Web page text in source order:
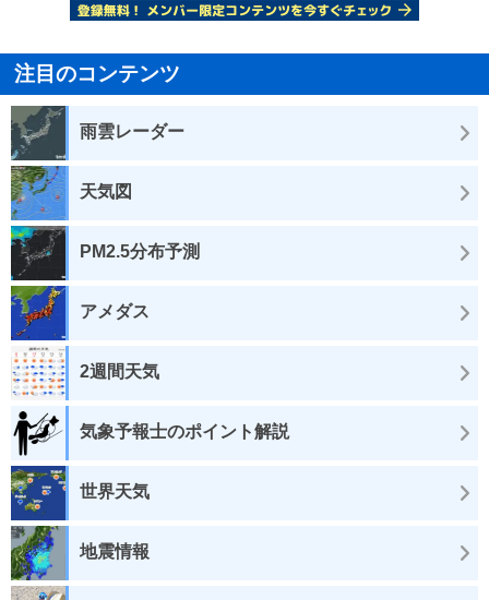
注目のコンテンツ
雨雲レーダー
天気図
PM2.5分布予測
アメダス
2週間天気
気象予報士のポイント解説
世界天気
地震情報